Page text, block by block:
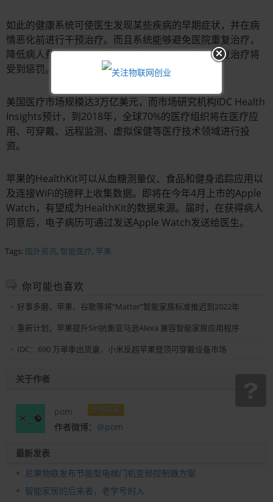
如此的健康系统可使医生发现某些疾病的早期症状，并在病
情恶化前进行干预治疗。而且系统能够避免医院重复治疗，
降低病人费用支出。美国的一项新政规定，医院重复治疗将
受到惩罚。
美国医疗市场规模达3万亿美元，而市场研究机构IDC Health
Insights预计，到2018年，全球70%的医疗组织将在医疗应
用、可穿戴、远程监测、虚拟保健等医疗技术领域进行投
资。
苹果的HealthKit可以从血糖测量仪、食品和健身追踪应用以
及连接WiFi的磅秤上收集数据。即将在今年4月上市的Apple
Watch，有望成为HealthKit的数据来源。届时，在获得病人
同意后，电子病历可通过发送Apple Watch发送给医生。
Tags: 国外资讯, 智能医疗, 苹果
你可能也喜欢
好事多磨，苹果、谷歌等将“Matter”智能家居标准推迟到2022年
重新计划，苹果提升Siri抗衡亚马逊Alexa 兼容智能家居应用程序
IDC：690 万单季出货量，小米反超苹果登顶可穿戴设备市场
关于作者
pom 金牌笛客
作者微博： @pom
最新发表
尼果物联发布节能型电梯门机变频控制器方案
智能家居的后来者，老字号的入